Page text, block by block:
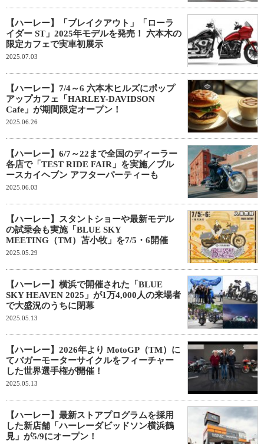
【ハーレー】「ブレイクアウト」「ローラ
イダー ST」2025年モデルを発売！ 六本木の
限定カフェで実車初展示
2025.07.03
【ハーレー】7/4～6 六本木ヒルズにポップ
アップカフェ「HARLEY-DAVIDSON
Cafe」が期間限定オープン！
2025.06.26
【ハーレー】6/7～22まで全国のディーラー
各店で「TEST RIDE FAIR」を実施／ブル
ースカイヘブン アフターパーティーも
2025.06.03
【ハーレー】スタントショーや最新モデル
の試乗会も実施「BLUE SKY
MEETING（TM）苫小牧」を7/5・6開催
2025.05.29
【ハーレー】横浜で開催された「BLUE
SKY HEAVEN 2025」が1万4,000人の来場者
で大盛況のうちに閉幕
2025.05.13
【ハーレー】2026年より MotoGP（TM）に
てバガーモーターサイクルをフィーチャー
した世界選手権が開催！
2025.05.13
【ハーレー】最新ストアプログラムを採用
した新店舗「ハーレーダビッドソン横浜鶴
見」が5/9にオープン！